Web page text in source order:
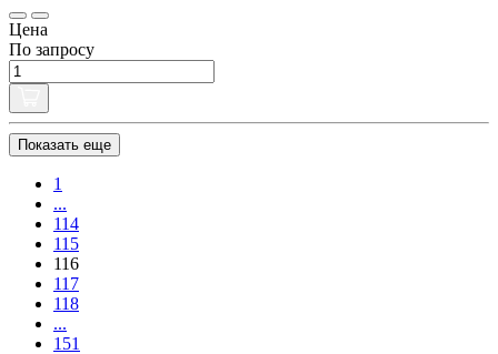
Цена
По запросу
Показать еще
1
...
114
115
116
117
118
...
151